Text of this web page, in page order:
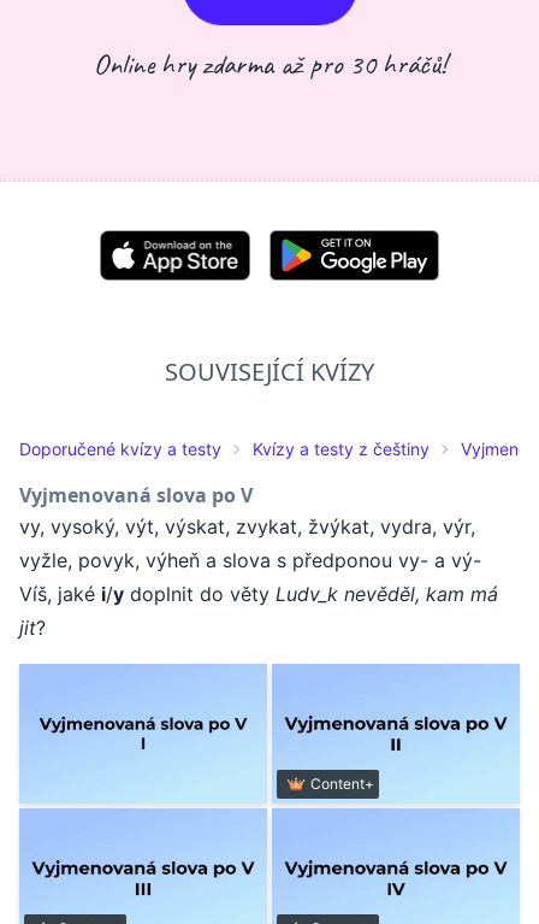
Online hry zdarma až pro 30 hráčů!
SOUVISEJÍCÍ KVÍZY
Doporučené kvízy a testy Kvízy a testy z češtiny
Vyjmenovaná slova po V
vy, vysoký, výt, výskat, zvykat, žvýkat, vydra, výr,
vyžle, povyk, výheň a slova s předponou vy- a vý-
Víš, jaké i/y doplnit do věty Ludv_k nevěděl, kam má
jit?
Content+